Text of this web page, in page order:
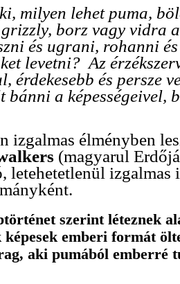
milyen lehet puma,
borz vagy vidra
és ugrani, rohanni
levetni? Az
érdekesebb és persze
bánni a képességeivel,
izgalmas élményben
(magyarul
letehetetlenül
szerint léteznek
képesek emberi formát
aki pumából emberré